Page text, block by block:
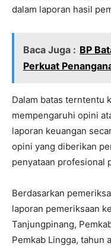
dalam laporan hasil
Baca Juga : BP
Perkuat
Dalam batas terntentu
mempengaruhi opini
laporan keuangan
opini yang diberikan
penyataan profesional
Berdasarkan
laporan pemeriksaan
Tanjungpinang,
Pemkab Lingga, tahun